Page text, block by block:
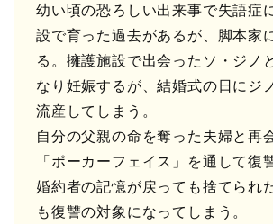
幼い頃の恐ろしい出来事で失語症
設で育った過去があるが、脚本家
る。擁護施設で出会ったソ・ジノ
なり妊娠するが、結婚式の日にジ
流産してしまう。
自分の父親の命を奪った夫婦と再
「ポーカーフェイス」を通して復
婚約者の記憶が戻っても捨てられ
も復讐の対象になってしまう。